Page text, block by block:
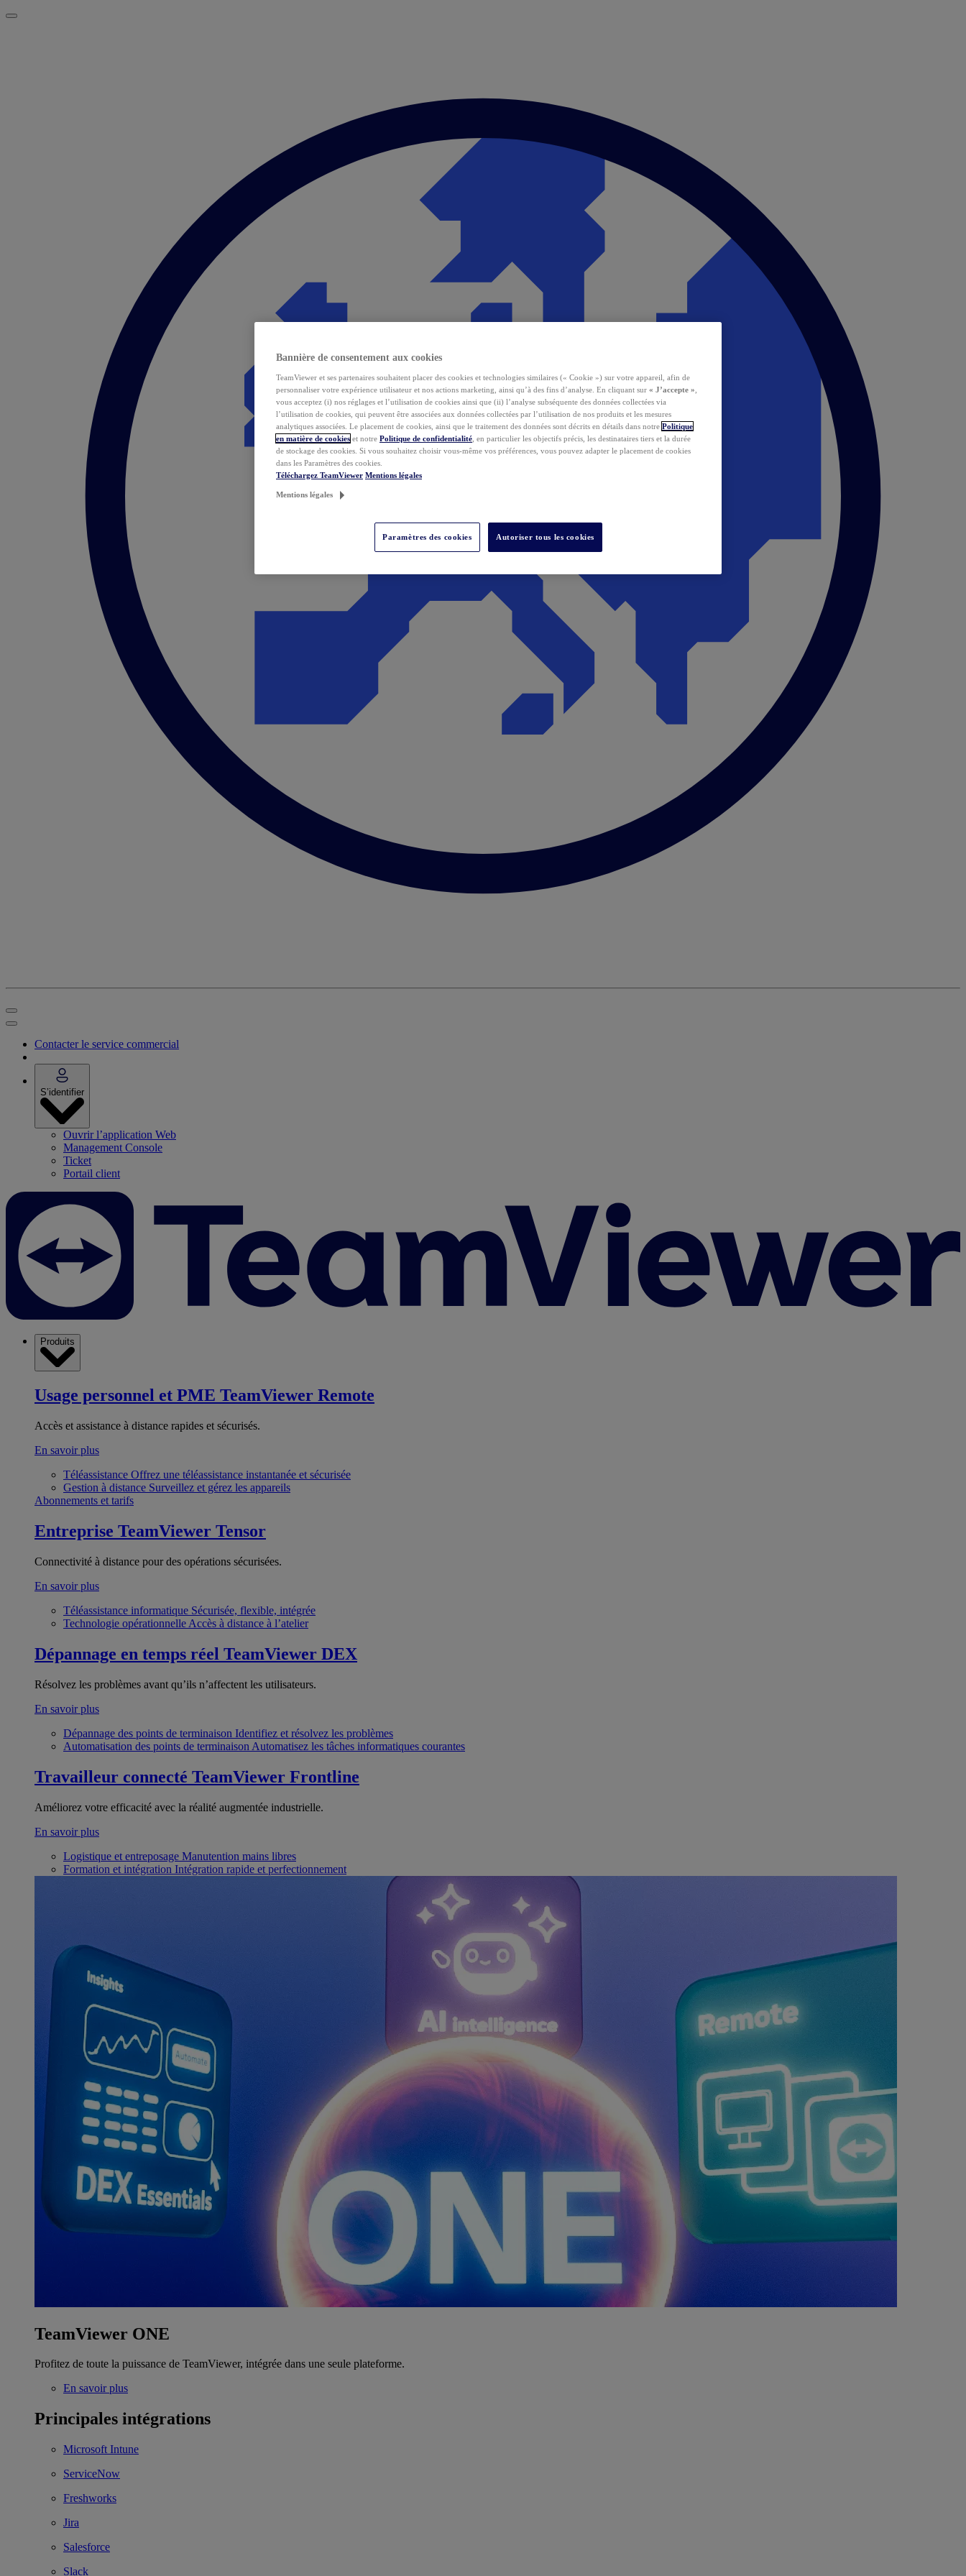
Contacter le service commercial
S’identifier
Ouvrir l’application Web
Management Console
Ticket
Portail client
Produits
Usage personnel et PME TeamViewer Remote
Accès et assistance à distance rapides et sécurisés.
En savoir plus
Téléassistance Offrez une téléassistance instantanée et sécurisée
Gestion à distance Surveillez et gérez les appareils
Abonnements et tarifs
Entreprise TeamViewer Tensor
Connectivité à distance pour des opérations sécurisées.
En savoir plus
Téléassistance informatique Sécurisée, flexible, intégrée
Technologie opérationnelle Accès à distance à l’atelier
Dépannage en temps réel TeamViewer DEX
Résolvez les problèmes avant qu’ils n’affectent les utilisateurs.
En savoir plus
Dépannage des points de terminaison Identifiez et résolvez les problèmes
Automatisation des points de terminaison Automatisez les tâches informatiques courantes
Travailleur connecté TeamViewer Frontline
Améliorez votre efficacité avec la réalité augmentée industrielle.
En savoir plus
Logistique et entreposage Manutention mains libres
Formation et intégration Intégration rapide et perfectionnement
TeamViewer ONE
Profitez de toute la puissance de TeamViewer, intégrée dans une seule plateforme.
En savoir plus
Principales intégrations
Microsoft Intune
ServiceNow
Freshworks
Jira
Salesforce
Slack
Bannière de consentement aux cookies
TeamViewer et ses partenaires souhaitent placer des cookies et technologies similaires (« Cookie ») sur votre appareil, afin de
personnaliser votre expérience utilisateur et nos actions marketing, ainsi qu’à des fins d’analyse. En cliquant sur « J’accepte »
vous acceptez (i) nos réglages et l’utilisation de cookies ainsi que (ii) l’analyse subséquente des données collectées via
l’utilisation de cookies, qui peuvent être associées aux données collectées par l’utilisation de nos produits et les mesures
analytiques associées. Le placement de cookies, ainsi que le traitement des données sont décrits en détails dans notre Politique
en matière de cookies et notre Politique de confidentialité , en particulier les objectifs précis, les destinataires tiers et la durée
de stockage des cookies. Si vous souhaitez choisir vous-même vos préférences, vous pouvez adapter le placement de cookies
dans les Paramètres des cookies.
Téléchargez TeamViewer Mentions légales
Mentions légales
Paramètres des cookies Autoriser tous les cookies